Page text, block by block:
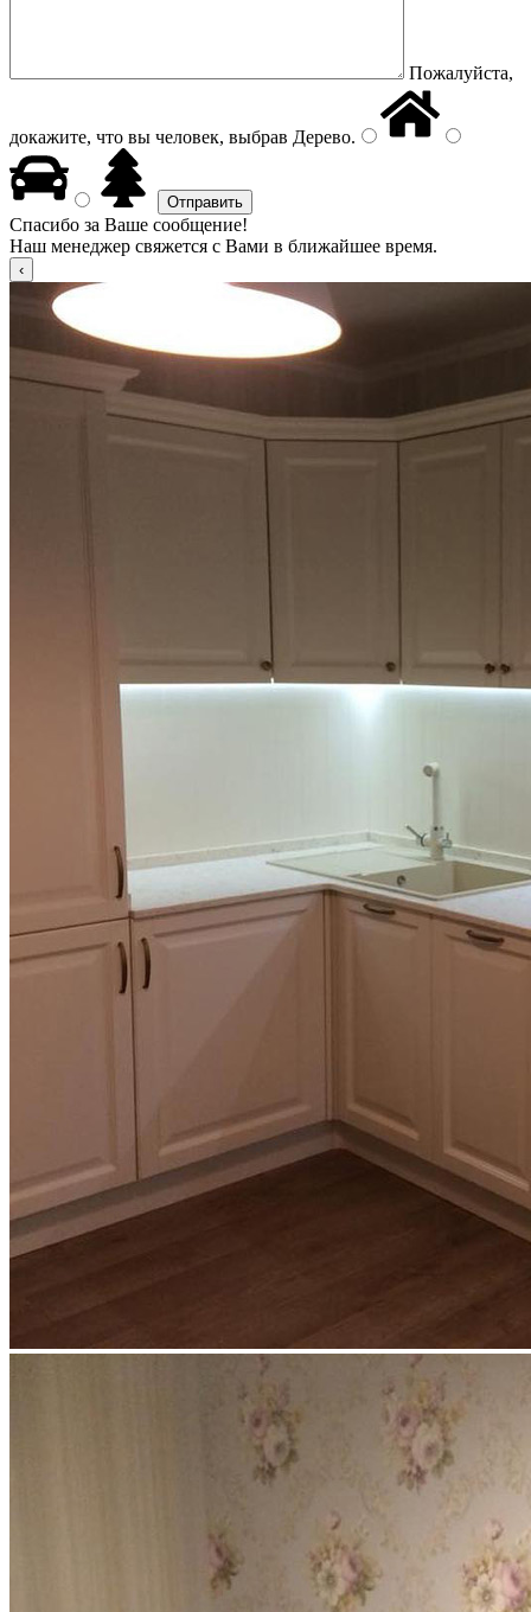
Пожалуйста,
докажите, что вы человек, выбрав Дерево.
Спасибо за Ваше сообщение!
Наш менеджер свяжется с Вами в ближайшее время.